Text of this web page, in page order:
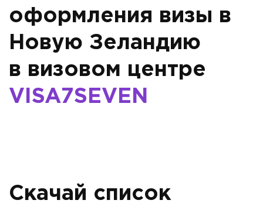
оформления визы в
Новую Зеландию
в визовом центре
VISA7SEVEN
Скачай список